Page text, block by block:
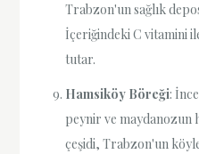
Trabzon'un sağlık
İçeriğindeki C vitamini
tutar.
Hamsiköy Böreği:
peynir ve maydanozun
çeşidi, Trabzon'un